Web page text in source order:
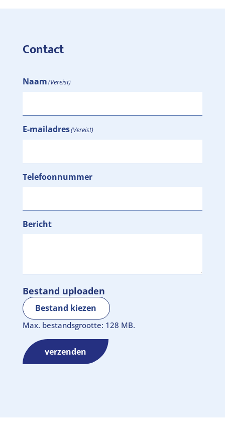
Contact
Naam(Vereist)
E-mailadres(Vereist)
Telefoonnummer
Bericht
Bestand kiezen
Max. bestandsgrootte: 128 MB.
Bestand uploaden
verzenden